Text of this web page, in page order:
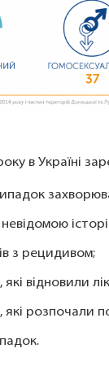
в Україні
з рецидивом;
які відновили
які розпочали